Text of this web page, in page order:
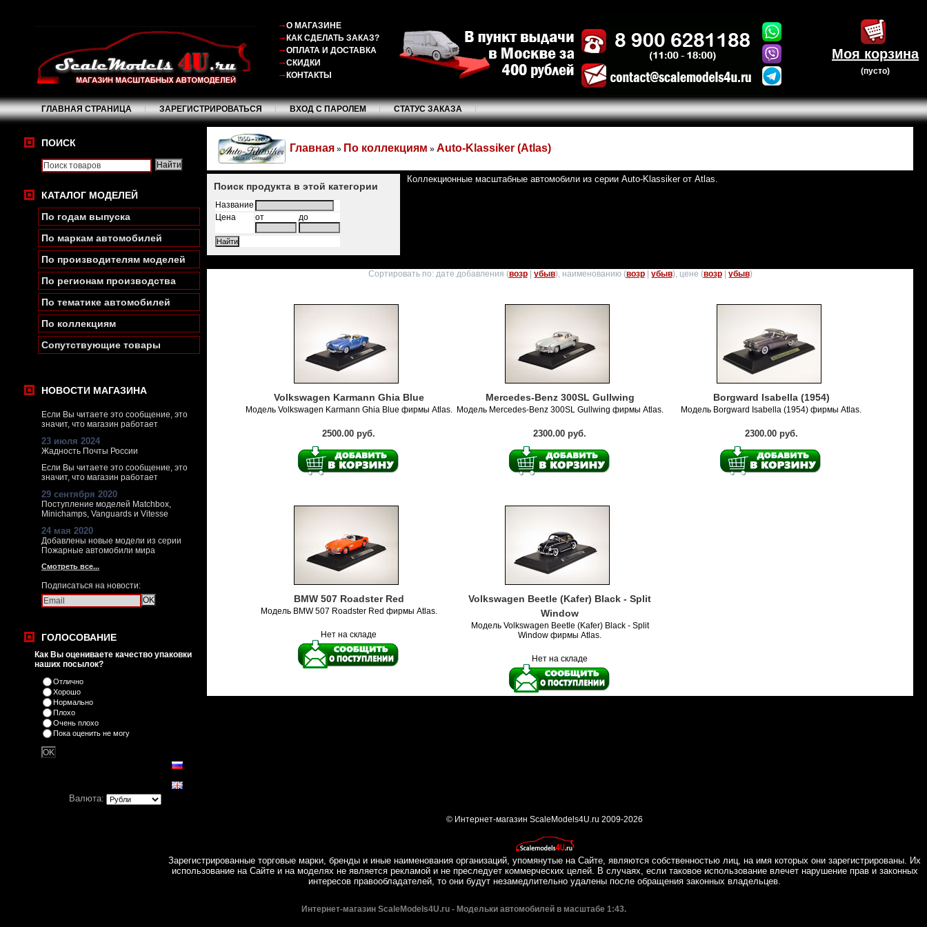
О МАГАЗИНЕ
КАК СДЕЛАТЬ ЗАКАЗ?
ОПЛАТА И ДОСТАВКА
СКИДКИ
КОНТАКТЫ
Моя корзина
(пусто)
ГЛАВНАЯ СТРАНИЦА ЗАРЕГИСТРИРОВАТЬСЯ ВХОД С ПАРОЛЕМ СТАТУС ЗАКАЗА
ПОИСК
КАТАЛОГ МОДЕЛЕЙ
По годам выпуска
По маркам автомобилей
По производителям моделей
По регионам производства
По тематике автомобилей
По коллекциям
Сопутствующие товары
НОВОСТИ МАГАЗИНА
Если Вы читаете это сообщение, это
значит, что магазин работает
23 июля 2024
Жадность Почты России
Если Вы читаете это сообщение, это
значит, что магазин работает
29 сентября 2020
Поступление моделей Matchbox,
Minichamps, Vanguards и Vitesse
24 мая 2020
Добавлены новые модели из серии
Пожарные автомобили мира
Смотреть все...
Подписаться на новости:
ГОЛОСОВАНИЕ
Как Вы оцениваете качество упаковки
наших посылок?
Отлично
Хорошо
Нормально
Плохо
Очень плохо
Пока оценить не могу
Валюта:
Главная » По коллекциям » Auto-Klassiker (Atlas)
Поиск продукта в этой категории
Название
Цена
от до
Коллекционные масштабные автомобили из серии Auto-Klassiker от Atlas.
Сортировать по: дате добавления (возр| убыв), наименованию (возр| убыв), цене (возр| убыв)
Volkswagen Karmann Ghia Blue
Модель Volkswagen Karmann Ghia Blue фирмы Atlas.
2500.00 руб.
Mercedes-Benz 300SL Gullwing
Модель Mercedes-Benz 300SL Gullwing фирмы Atlas.
2300.00 руб.
Borgward Isabella (1954)
Модель Borgward Isabella (1954) фирмы Atlas.
2300.00 руб.
BMW 507 Roadster Red
Модель BMW 507 Roadster Red фирмы Atlas.
Нет на складе
Volkswagen Beetle (Kafer) Black - Split
Window
Модель Volkswagen Beetle (Kafer) Black - Split
Window фирмы Atlas.
Нет на складе
© Интернет-магазин ScaleModels4U.ru 2009-2026
Зарегистрированные торговые марки, бренды и иные наименования организаций, упомянутые на Сайте, являются собственностью лиц, на имя которых они зарегистрированы. Их
использование на Cайте и на моделях не является рекламой и не преследует коммерческих целей. В случаях, если таковое использование влечет нарушение прав и законных
интересов правообладателей, то они будут незамедлительно удалены после обращения законных владельцев.
Интернет-магазин ScaleModels4U.ru - Модельки автомобилей в масштабе 1:43.